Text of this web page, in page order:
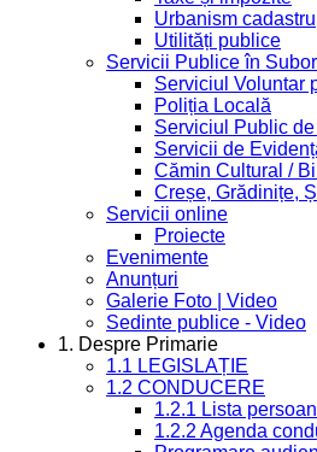
Urbanism cadastru
Utilități publice
Servicii Publice în
Serviciul Voluntar
Poliția Locală
Serviciul Public
Servicii de
Cămin Cultural /
Creșe, Grădinițe,
Servicii online
Proiecte
Evenimente
Anunțuri
Galerie Foto | Video
Sedinte publice - Video
1. Despre Primarie
1.1 LEGISLAȚIE
1.2 CONDUCERE
1.2.1 Lista
1.2.2 Agenda